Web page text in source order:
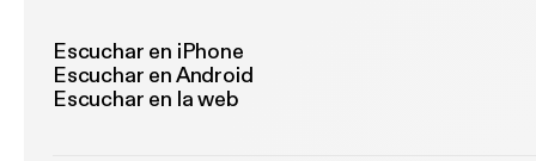
Escuchar en iPhone
Escuchar en Android
Escuchar en la web